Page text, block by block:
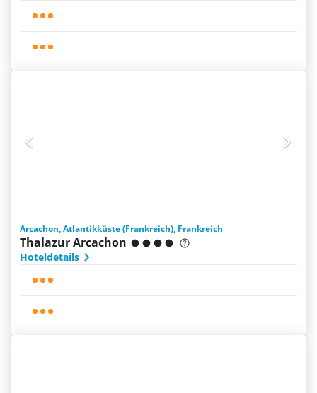
Arcachon, Atlantikküste (Frankreich), Frankreich
Thalazur Arcachon
Hoteldetails